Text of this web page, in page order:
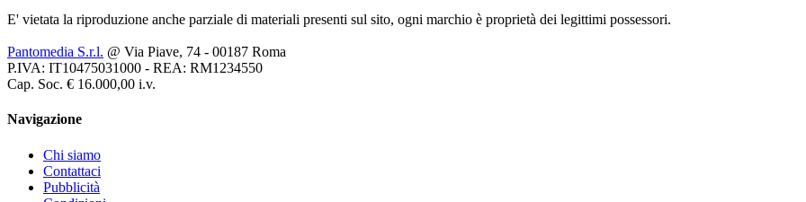
E' vietata la riproduzione anche parziale di materiali presenti sul sito, ogni marchio è proprietà dei legittimi possessori.
Pantomedia S.r.l. @ Via Piave, 74 - 00187 Roma
P.IVA: IT10475031000 - REA: RM1234550
Cap. Soc. € 16.000,00 i.v.
Navigazione
Chi siamo
Contattaci
Pubblicità